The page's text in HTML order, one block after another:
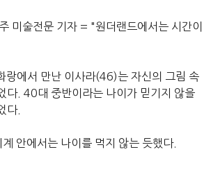
미술전문 기자 = "원더랜드에서는 시간이
랑에서 만난 이사라(46)는 자신의 그림 속
다. 40대 중반이라는 나이가 믿기지 않을
다.
안에서는 나이를 먹지 않는 듯했다.